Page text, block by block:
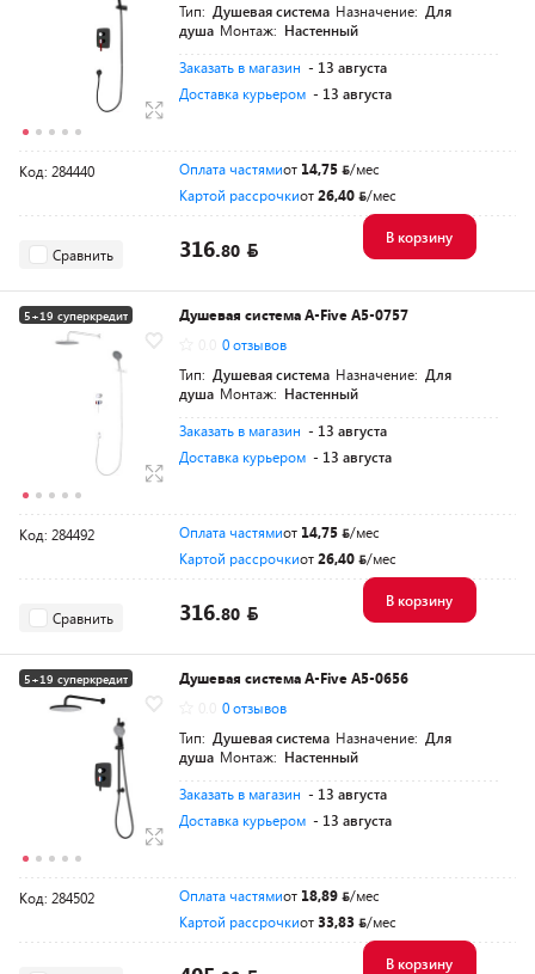
Тип: Душевая система Назначение: Для
душа Монтаж: Настенный
Заказать в магазин - 13 августа
Доставка курьером - 13 августа
Код: 284440 Оплата частямиот 14,75
/мес
Картой рассрочкиот26,40 /мес
Сравнить 316.80
В корзину
5+19 суперкредит
Разумная цена
Душевая система A-Five A5-0757
0 отзывов
Тип: Душевая система Назначение: Для
душа Монтаж: Настенный
Заказать в магазин - 13 августа
Доставка курьером - 13 августа
Код: 284492 Оплата частямиот 14,75
/мес
Картой рассрочкиот26,40 /мес
Сравнить 316.80
В корзину
5+19 суперкредит
Разумная цена
Душевая система A-Five A5-0656
0 отзывов
Тип: Душевая система Назначение: Для
душа Монтаж: Настенный
Заказать в магазин - 13 августа
Доставка курьером - 13 августа
Код: 284502 Оплата частямиот 18,89
/мес
Картой рассрочкиот33,83 /мес
В корзину